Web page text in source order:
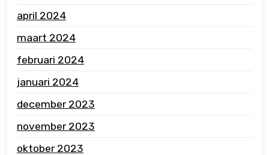
april 2024
maart 2024
februari 2024
januari 2024
december 2023
november 2023
oktober 2023